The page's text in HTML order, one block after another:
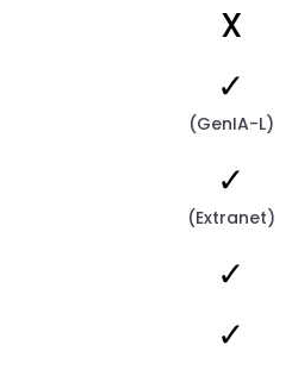
X
✓
(GenIA-L)
✓
(Extranet)
✓
✓